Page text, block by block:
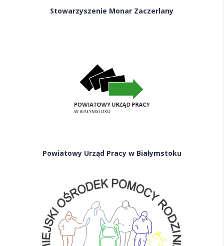
Stowarzyszenie Monar Zaczerlany
Powiatowy Urząd Pracy w Białymstoku